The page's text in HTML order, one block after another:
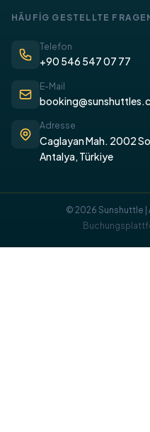
​HÄUFİG GESTELLTE
Telefon
+90 546 547 07 77
E-Mail
Adresse
Caglayan Mah. 2002
Antalya, Türkiye
© 2026 Sunshuttle |